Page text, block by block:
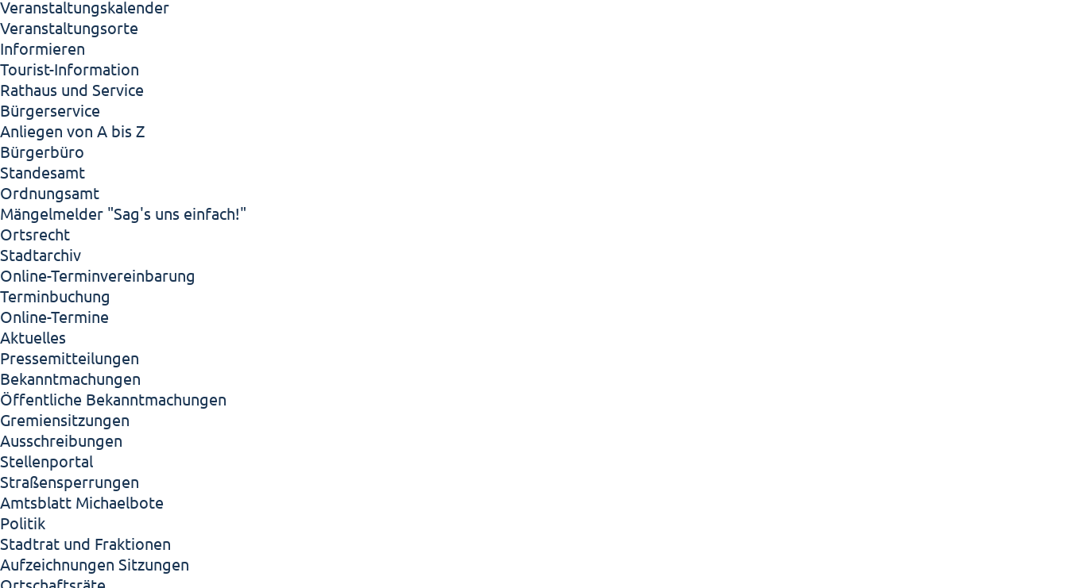
Veranstaltungskalender
Veranstaltungsorte
Informieren
Tourist-Information
Rathaus und Service
Bürgerservice
Anliegen von A bis Z
Bürgerbüro
Standesamt
Ordnungsamt
Mängelmelder "Sag's uns einfach!"
Ortsrecht
Stadtarchiv
Online-Terminvereinbarung
Terminbuchung
Online-Termine
Aktuelles
Pressemitteilungen
Bekanntmachungen
Öffentliche Bekanntmachungen
Gremiensitzungen
Ausschreibungen
Stellenportal
Straßensperrungen
Amtsblatt Michaelbote
Politik
Stadtrat und Fraktionen
Aufzeichnungen Sitzungen